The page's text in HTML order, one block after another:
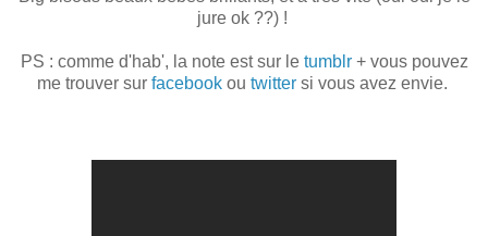
jure ok ??) !
PS : comme d'hab', la note est sur le tumblr+ vous pouvez
me trouver sur facebookou twittersi vous avez envie.